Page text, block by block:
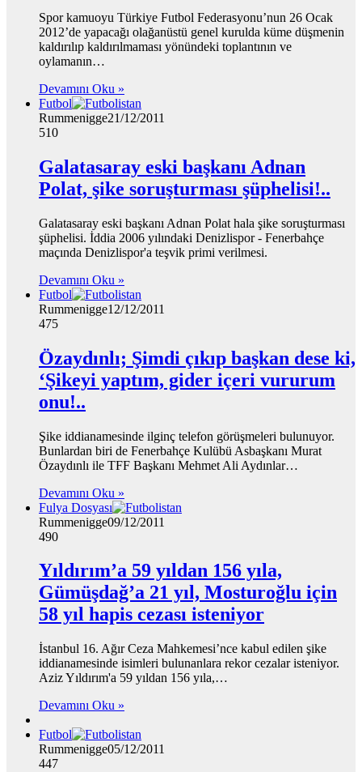
Spor kamuoyu Türkiye Futbol Federasyonu’nun 26 Ocak
2012’de yapacağı olağanüstü genel kurulda küme düşmenin
kaldırılıp kaldırılmaması yönündeki toplantının ve
oylamanın…
Devamını Oku »
Futbol
Rummenigge21/12/2011
510
Galatasaray eski başkanı Adnan
Polat, şike soruşturması şüphelisi!..
Galatasaray eski başkanı Adnan Polat hala şike soruşturması
şüphelisi. İddia 2006 yılındaki Denizlispor - Fenerbahçe
maçında Denizlispor'a teşvik primi verilmesi.
Devamını Oku »
Futbol
Rummenigge12/12/2011
475
Özaydınlı; Şimdi çıkıp başkan dese ki,
‘Şikeyi yaptım, gider içeri vururum
onu!..
Şike iddianamesinde ilginç telefon görüşmeleri bulunuyor.
Bunlardan biri de Fenerbahçe Kulübü Asbaşkanı Murat
Özaydınlı ile TFF Başkanı Mehmet Ali Aydınlar…
Devamını Oku »
Fulya Dosyası
Rummenigge09/12/2011
490
Yıldırım’a 59 yıldan 156 yıla,
Gümüşdağ’a 21 yıl, Mosturoğlu için
58 yıl hapis cezası isteniyor
İstanbul 16. Ağır Ceza Mahkemesi’nce kabul edilen şike
iddianamesinde isimleri bulunanlara rekor cezalar isteniyor.
Aziz Yıldırım'a 59 yıldan 156 yıla,…
Devamını Oku »
Futbol
Rummenigge05/12/2011
447